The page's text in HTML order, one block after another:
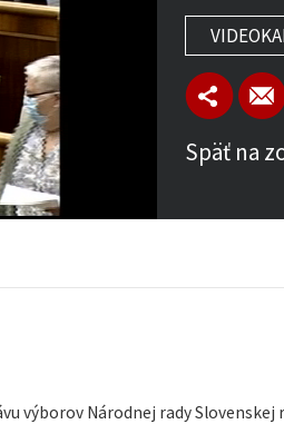
Späť na
výborov Národnej rady Slovenskej